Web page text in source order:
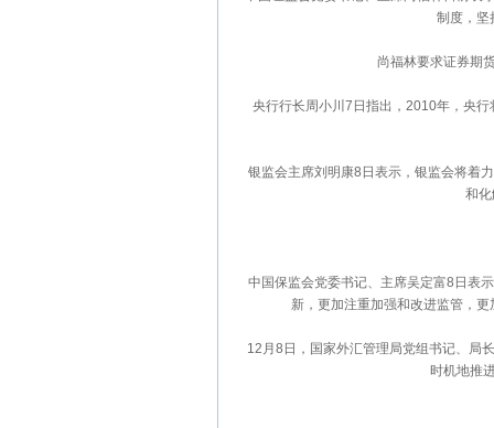
制度，坚
尚福林要求证券期货
央行行长周小川7日指出，2010年，央行
银监会主席刘明康8日表示，银监会将着力
和化
中国保监会党委书记、主席吴定富8日表示
新，更加注重加强和改进监管，
12月8日，国家外汇管理局党组书记、局长
时机地推